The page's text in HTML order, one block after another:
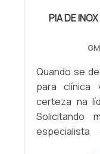
PIA DE
Quando se
para clínica
certeza na
Solicitando